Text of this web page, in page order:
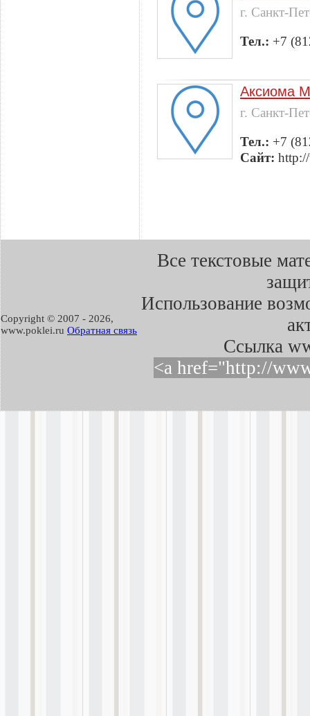
г. Санкт-
Тел.: +7
Аксиома
г. Санкт-
Тел.: +7
Сайт:
Copyright © 2007 - 2026,
www.poklei.ru Обратная связь
Все текстовые
Использование
Cсылка
<a href="http://